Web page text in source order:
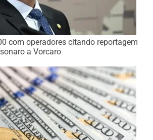
com operadores citando reportagem
a Vorcaro